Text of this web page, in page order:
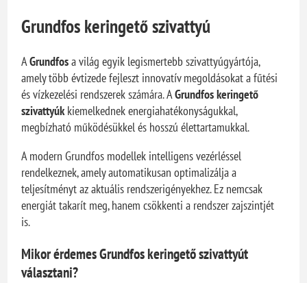
Grundfos keringető szivattyú
AGrundfosa világ egyik legismertebb szivattyúgyártója,
amely több évtizede fejleszt innovatív megoldásokat a fűtési
és vízkezelési rendszerek számára. AGrundfos keringető
szivattyúkkiemelkednek energiahatékonyságukkal,
megbízható működésükkel és hosszú élettartamukkal.
A modern Grundfos modellek intelligens vezérléssel
rendelkeznek, amely automatikusan optimalizálja a
teljesítményt az aktuális rendszerigényekhez. Ez nemcsak
energiát takarít meg, hanem csökkenti a rendszer zajszintjét
is.
Mikor érdemes Grundfos keringető szivattyút
választani?